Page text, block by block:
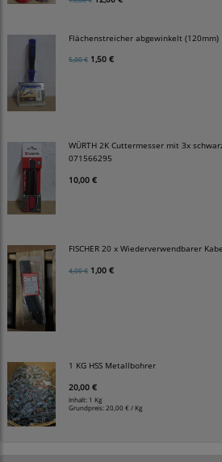
Flächenstreicher abgewinkelt (120mm)
5,00 € 1,50 €
WÜRTH 2K Cuttermesser mit 3x
071566295
10,00 €
FISCHER 20 x Wiederverwendbarer
4,00 € 1,00 €
1 KG HSS Metallbohrer
20,00 €
Inhalt: 1 Kg
Grundpreis: 20,00 € / Kg